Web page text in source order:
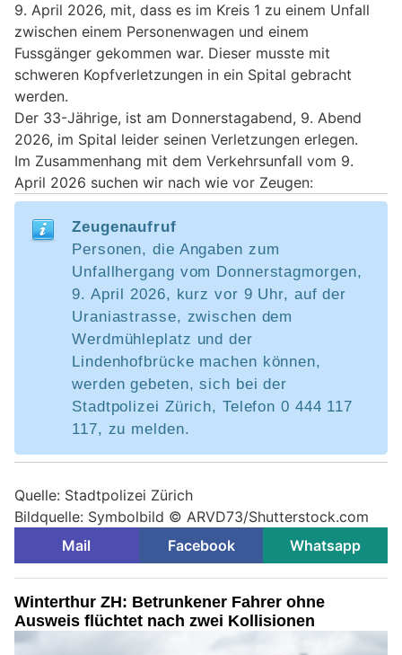
9. April 2026, mit, dass es im Kreis 1 zu einem Unfall
zwischen einem Personenwagen und einem
Fussgänger gekommen war. Dieser musste mit
schweren Kopfverletzungen in ein Spital gebracht
werden.
Der 33-Jährige, ist am Donnerstagabend, 9. Abend
2026, im Spital leider seinen Verletzungen erlegen.
Im Zusammenhang mit dem Verkehrsunfall vom 9.
April 2026 suchen wir nach wie vor Zeugen:
Zeugenaufruf
Personen, die Angaben zum
Unfallhergang vom Donnerstagmorgen,
9. April 2026, kurz vor 9 Uhr, auf der
Uraniastrasse, zwischen dem
Werdmühleplatz und der
Lindenhofbrücke machen können,
werden gebeten, sich bei der
Stadtpolizei Zürich, Telefon 0 444 117
117, zu melden.
Quelle: Stadtpolizei Zürich
Bildquelle: Symbolbild © ARVD73/Shutterstock.com
Mail
Facebook Whatsapp
Winterthur ZH: Betrunkener Fahrer ohne
Ausweis flüchtet nach zwei Kollisionen